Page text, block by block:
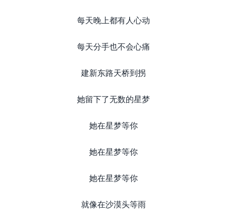
每天晚上都有人心动
每天分手也不会心痛
建新东路天桥到拐
她留下了无数的星梦
她在星梦等你
她在星梦等你
她在星梦等你
就像在沙漠头等雨